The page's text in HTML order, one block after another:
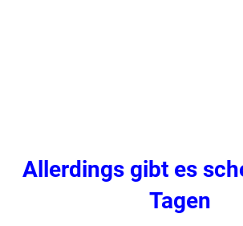
Allerdings gibt es
Tagen